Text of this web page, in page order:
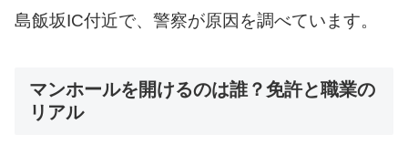
島飯坂IC付近で、警察が原因を調べています。
マンホールを開けるのは誰？免許と職業の
リアル